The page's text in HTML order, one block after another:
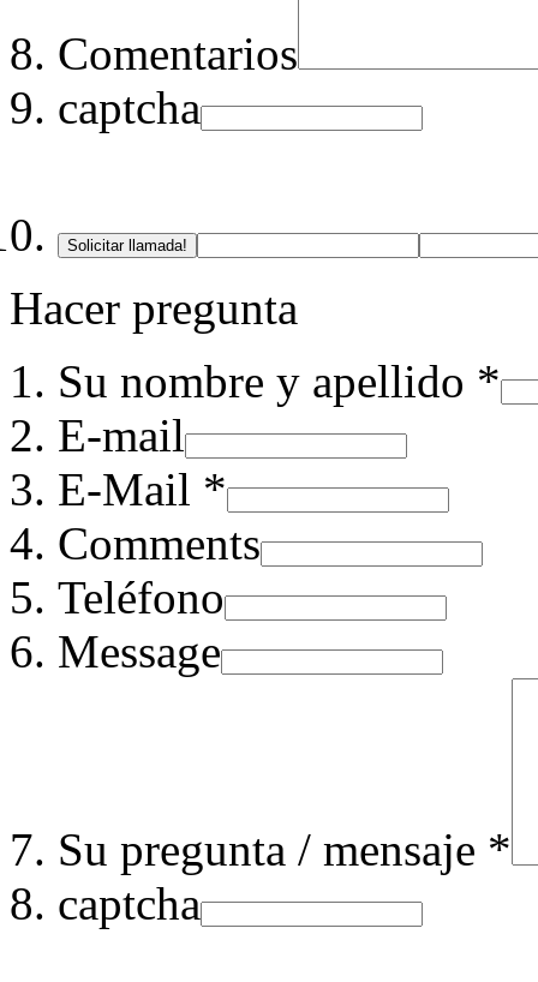
Comentarios
captcha
Solicitar llamada!
Hacer pregunta
Su nombre y apellido *
E-mail
E-Mail *
Comments
Teléfono
Message
Su pregunta / mensaje *
captcha